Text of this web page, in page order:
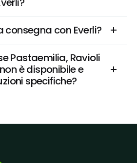
con Everli?
Pastaemilia, Ravioli
è disponibile e
specifiche?